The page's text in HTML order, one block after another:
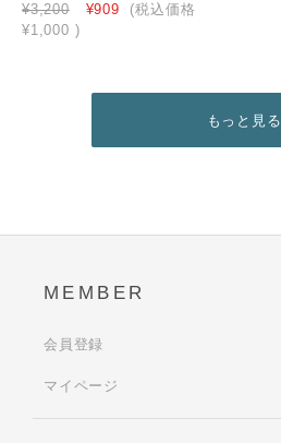
¥3,200 ¥909
(税込価格
¥1,000 )
もっと見る
MEMBER
会員登録
マイページ